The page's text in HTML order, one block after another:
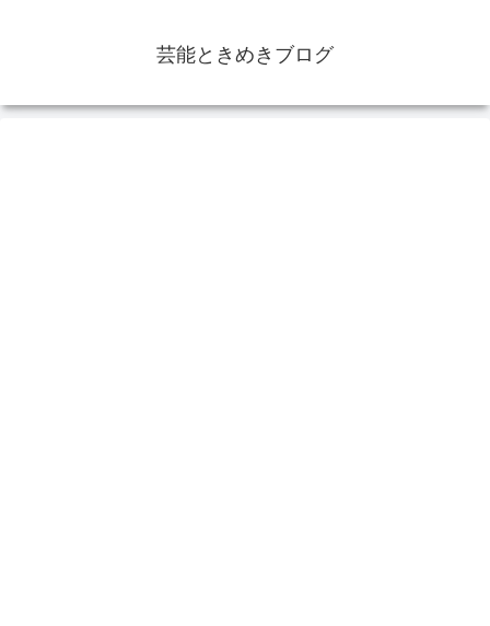
芸能ときめきブログ